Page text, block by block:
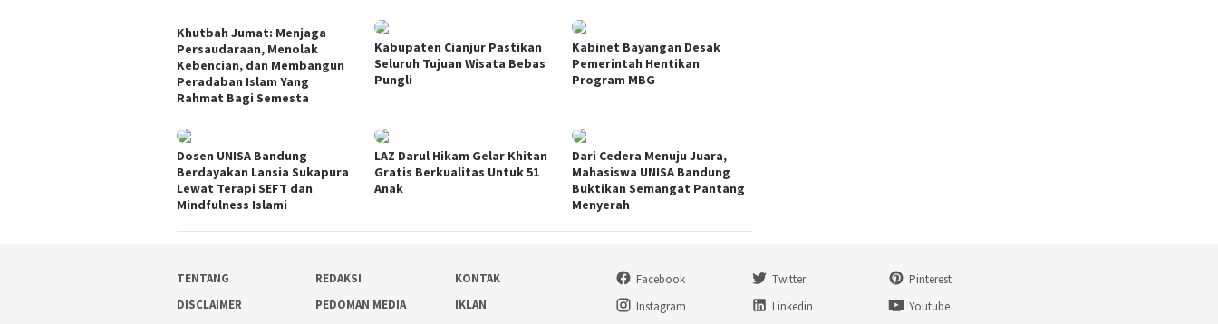
Khutbah Jumat: Menjaga
Persaudaraan, Menolak
Kebencian, dan Membangun
Peradaban Islam Yang
Rahmat Bagi Semesta
Kabupaten Cianjur Pastikan
Seluruh Tujuan Wisata Bebas
Pungli
Kabinet Bayangan Desak
Pemerintah Hentikan
Program MBG
Dosen UNISA Bandung
Berdayakan Lansia Sukapura
Lewat Terapi SEFT dan
Mindfulness Islami
LAZ Darul Hikam Gelar Khitan
Gratis Berkualitas Untuk 51
Anak
Dari Cedera Menuju Juara,
Mahasiswa UNISA Bandung
Buktikan Semangat Pantang
Menyerah
TENTANG REDAKSI
KONTAK
DISCLAIMER
PEDOMAN MEDIA IKLAN
Facebook Twitter
Pinterest
Instagram
Linkedin Youtube